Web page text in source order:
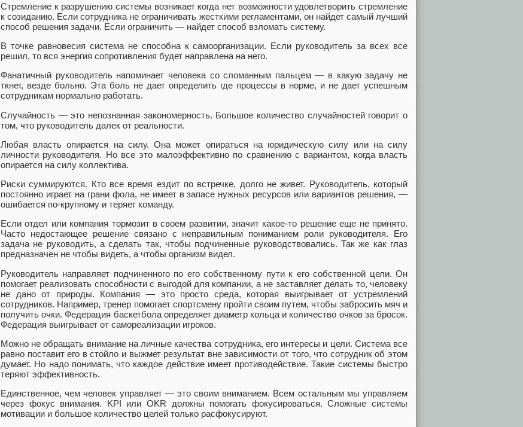
Стремление к разрушению системы возникает когда нет возможности удовлетворить стремление
к созиданию. Если сотрудника не ограничивать жесткими регламентами, он найдет самый лучший
способ решения задачи. Если ограничить — найдет способ взломать систему.
В точке равновесия система не способна к самоорганизации. Если руководитель за всех все
решил, то вся энергия сопротивления будет направлена на него.
Фанатичный руководитель напоминает человека со сломанным пальцем — в какую задачу не
ткнет, везде больно. Эта боль не дает определить где процессы в норме, и не дает успешным
сотрудникам нормально работать.
Случайность — это непознанная закономерность. Большое количество случайностей говорит о
том, что руководитель далек от реальности.
Любая власть опирается на силу. Она может опираться на юридическую силу или на силу
личности руководителя. Но все это малоэффективно по сравнению с вариантом, когда власть
опирается на силу коллектива.
Риски суммируются. Кто все время ездит по встречке, долго не живет. Руководитель, который
постоянно играет на грани фола, не имеет в запасе нужных ресурсов или вариантов решения, —
ошибается по-крупному и теряет команду.
Если отдел или компания тормозит в своем развитии, значит какое-то решение еще не принято.
Часто недостающее решение связано с неправильным пониманием роли руководителя. Его
задача не руководить, а сделать так, чтобы подчиненные руководствовались. Так же как глаз
предназначен не чтобы видеть, а чтобы организм видел.
Руководитель направляет подчиненного по его собственному пути к его собственной цели. Он
помогает реализовать способности с выгодой для компании, а не заставляет делать то, человеку
не дано от природы. Компания — это просто среда, которая выигрывает от устремлений
сотрудников. Например, тренер помогает спортсмену пройти своим путем, чтобы забросить мяч и
получить очки. Федерация баскетбола определяет диаметр кольца и количество очков за бросок.
Федерация выигрывает от самореализации игроков.
Можно не обращать внимание на личные качества сотрудника, его интересы и цели. Система все
равно поставит его в стойло и выжмет результат вне зависимости от того, что сотрудник об этом
думает. Но надо понимать, что каждое действие имеет противодействие. Такие системы быстро
теряют эффективность.
Единственное, чем человек управляет — это своим вниманием. Всем остальным мы управляем
через фокус внимания. KPI или OKR должны помогать фокусироваться. Сложные системы
мотивации и большое количество целей только расфокусируют.